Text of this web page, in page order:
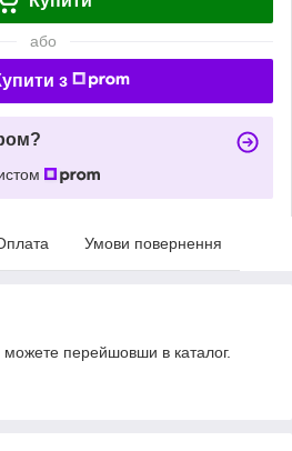
або
з
Умови повернення
можете перейшовши в каталог.